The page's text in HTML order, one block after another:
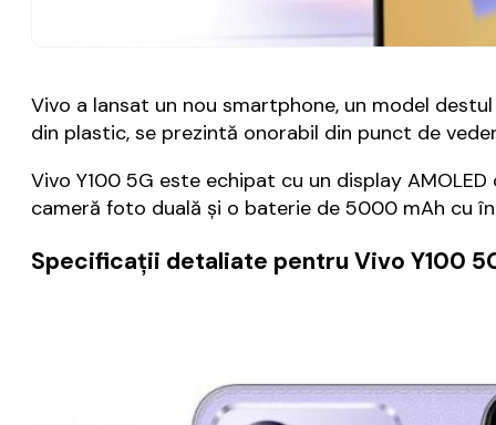
Vivo a lansat un nou smartphone, un model
din plastic, se prezintă onorabil din punct de
Vivo Y100 5G este echipat cu un display
cameră foto duală şi o baterie de 5000 mAh cu
Specificaţii detaliate pentru Vivo Y100